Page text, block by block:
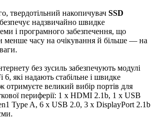
твердотільний накопичувач SSD
надзвичайно швидке
і програмного забезпечення, що
менше часу на очікування й більше — на
без зусиль забезпечують модулі
6, які надають стабільне і швидке
отримуєте великий вибір портів для
периферії: 1 x HDMI 2.1b, 1 x USB
Type A, 6 x USB 2.0, 3 x DisplayPort 2.1b